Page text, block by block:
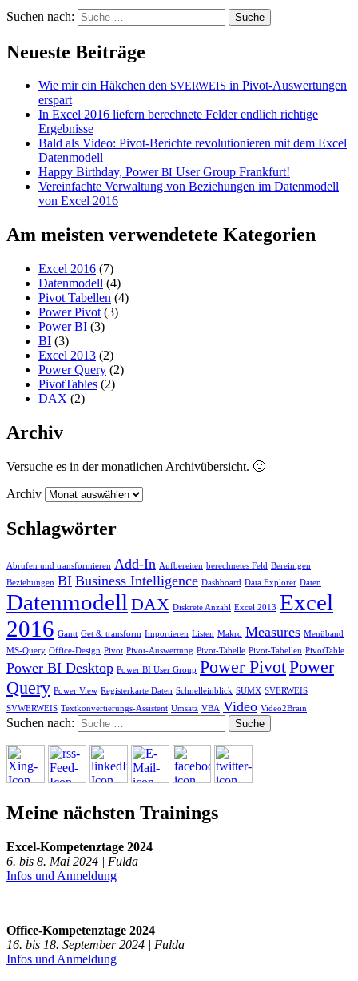
Suchen nach:
Neueste Beiträge
Wie mir ein Häkchen den SVERWEIS in Pivot-Auswertungen
erspart
In Excel 2016 liefern berechnete Felder endlich richtige
Ergebnisse
Bald als Video: Pivot-Berichte revolutionieren mit dem Excel
Datenmodell
Happy Birthday, PowerBI User Group Frankfurt!
Vereinfachte Verwaltung von Beziehungen im Datenmodell
von Excel 2016
Am meisten verwendetete Kategorien
Excel 2016 (7)
Datenmodell (4)
Pivot Tabellen (4)
Power Pivot (3)
Power BI (3)
BI (3)
Excel 2013 (2)
Power Query (2)
PivotTables (2)
DAX (2)
Archiv
Versuche es in der monatlichen Archivübersicht. 🙂
Archiv
Schlagwörter
Abrufen und transformieren Add-In Aufbereiten berechnetes Feld Bereinigen
Beziehungen BI Business Intelligence Dashboard Data Explorer Daten
Datenmodell DAX Diskrete Anzahl Excel 2013 Excel
2016 Gantt Get & transform Importieren Listen Makro Measures Menüband
MS-Query Office-Design Pivot Pivot-Auswertung Pivot-Tabelle Pivot-Tabellen PivotTable
Power BI Desktop Power BI User Group Power PivotPower
Query Power View Registerkarte Daten Schnelleinblick SUMX SVERWEIS
SVWERWEIS Textkonvertierungs-Assistent Umsatz VBA Video Video2Brain
Suchen nach:
Meine nächsten Trainings
Excel-Kompetenztage 2024
6. bis 8. Mai 2024 | Fulda
Infos und Anmeldung
Office-Kompetenztage 2024
16. bis 18. September 2024 | Fulda
Infos und Anmeldung